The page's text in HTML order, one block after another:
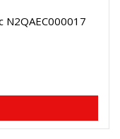
N2QAEC000017